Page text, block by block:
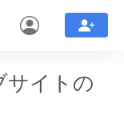
サイトの